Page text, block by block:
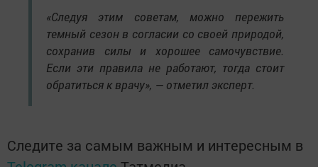
«Следуя этим советам, можно пережить
темный сезон в согласии со своей природой,
сохранив силы и хорошее самочувствие.
Если эти правила не работают, тогда стоит
обратиться к врачу», — отметил эксперт.
Следите за самым важным и интересным в